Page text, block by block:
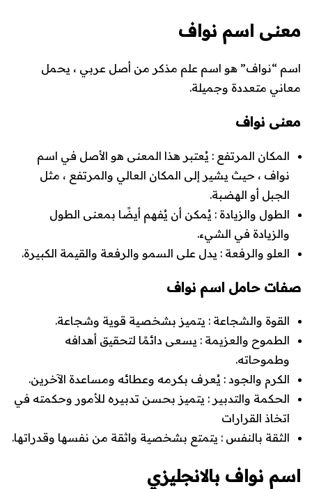
معنى اسم نواف
اسم “نواف” هو اسم علم مذكر من أصل عربي ، يحمل
معاني متعددة وجميلة.
معنى نواف
المكان المرتفع : يُعتبر هذا المعنى هو الأصل في اسم
نواف ، حيث يشير إلى المكان العالي والمرتفع ، مثل
الجبل أو الهضبة.
الطول والزيادة : يُمكن أن يُفهم أيضًا بمعنى الطول
والزيادة في الشيء.
العلو والرفعة : يدل على السمو والرفعة والقيمة الكبيرة.
صفات حامل اسم نواف
القوة والشجاعة : يتميز بشخصية قوية وشجاعة.
الطموح والعزيمة : يسعى دائمًا لتحقيق أهدافه
وطموحاته.
الكرم والجود : يُعرف بكرمه وعطائه ومساعدة الآخرين.
الحكمة والتدبير : يتميز بحسن تدبيره للأمور وحكمته في
اتخاذ القرارات
الثقة بالنفس : يتمتع بشخصية واثقة من نفسها وقدراتها.
اسم نواف بالانجليزي